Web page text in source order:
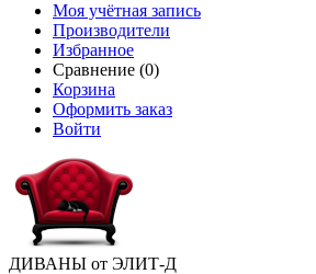
Моя учётная запись
Производители
Избранное
Сравнение (0)
Корзина
Оформить заказ
Войти
ДИВАНЫ от ЭЛИТ-Д